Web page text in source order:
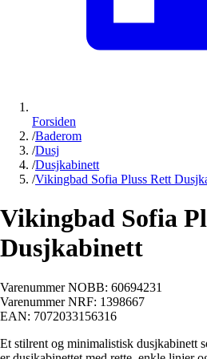
Forsiden
/Baderom
/Dusj
/Dusjkabinett
/Vikingbad Sofia Pluss Rett
Vikingbad Sofia
Dusjkabinett
Varenummer NOBB: 60694231
Varenummer NRF: 1398667
EAN: 7072033156316
Et stilrent og minimalistisk dusjkabinett